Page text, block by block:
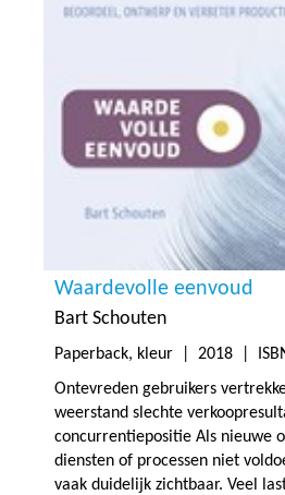
Waardevolle eenvoud
Bart Schouten
Paperback, kleur | 2018 |
Ontevreden gebruikers
weerstand slechte
concurrentiepositie Als nieuwe
diensten of processen niet
vaak duidelijk zichtbaar. Veel